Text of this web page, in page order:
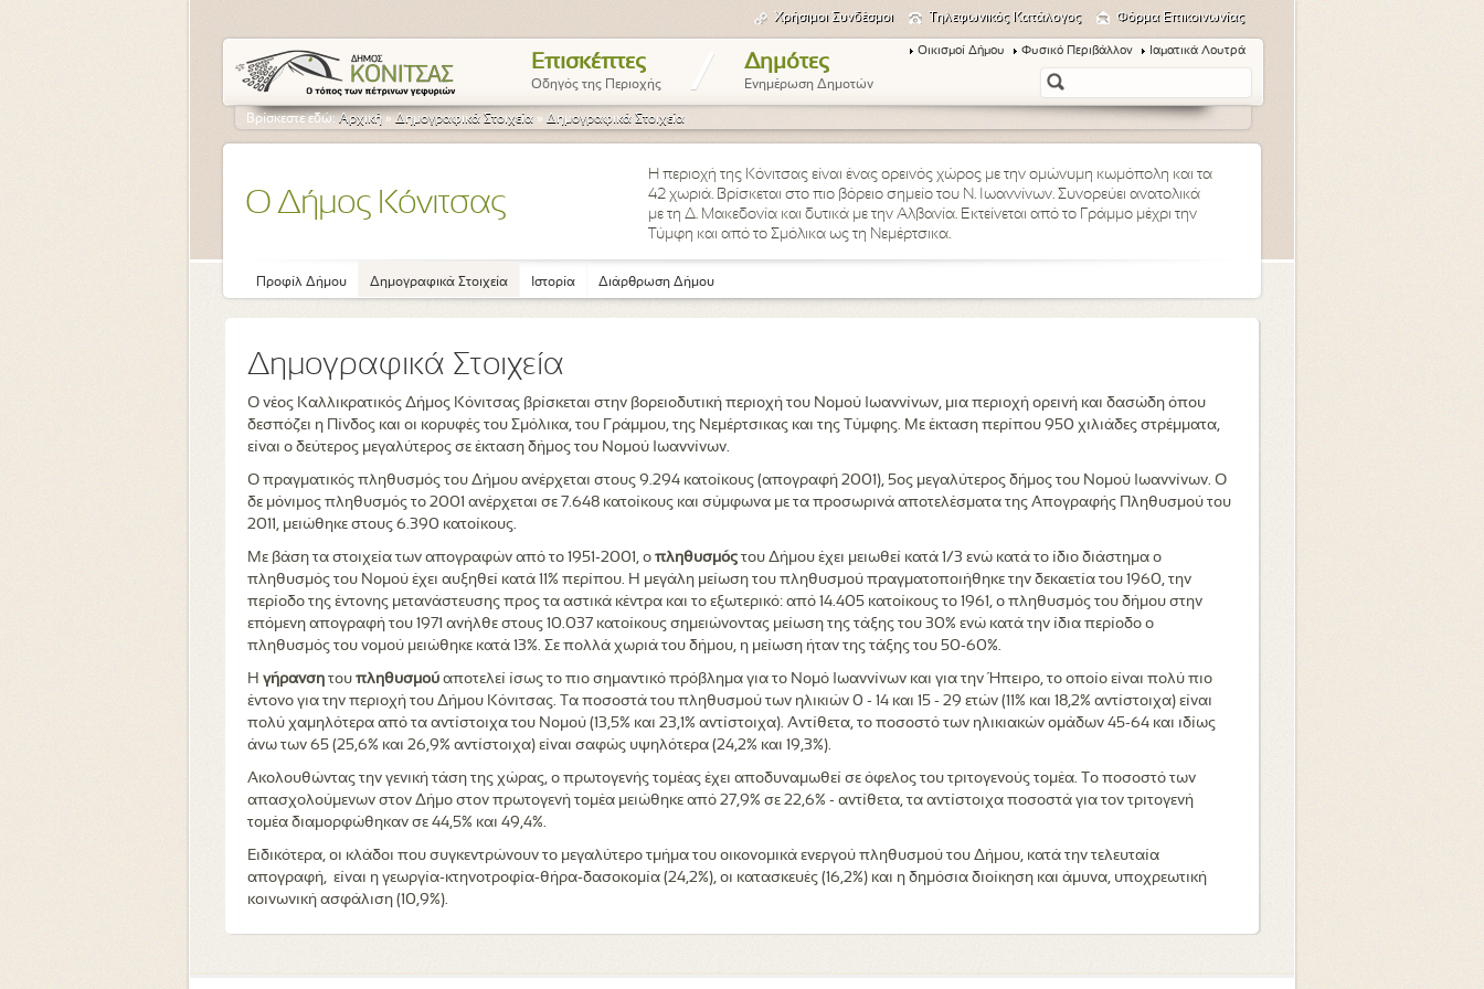
Χρήσιμοι Συνδέσμοι Τηλεφωνικός Κατάλογος Φόρμα Επικοινωνίας
Επισκέπτες
Οδηγός της Περιοχής / Δημότες
Ενημέρωση Δημοτών
Οικισμοί Δήμου Φυσικό Περιβάλλον Ιαματικά Λουτρά
Βρίσκεστε εδώ:Αρχική » Δημογραφικά Στοιχεία » Δημογραφικά Στοιχεία
Ο Δήμος Κόνιτσας
Η περιοχή της Κόνιτσας είναι ένας ορεινός χώρος με την ομώνυμη κωμόπολη και τα
42 χωριά. Βρίσκεται στο πιο βόρειο σημείο του Ν. Ιωαννίνων. Συνορεύει ανατολικά
με τη Δ. Μακεδονία και δυτικά με την Αλβανία. Εκτείνεται από το Γράμμο μέχρι την
Τύμφη και από το Σμόλικα ως τη Νεμέρτσικα.
Προφίλ Δήμου Δημογραφικά Στοιχεία Ιστορία Διάρθρωση Δήμου
Δημογραφικά Στοιχεία
Ο νέος Καλλικρατικός Δήμος Κόνιτσας βρίσκεται στην βορειοδυτική περιοχή του Νομού Ιωαννίνων, μια περιοχή ορεινή και δασώδη όπου
δεσπόζει η Πίνδος και οι κορυφές του Σμόλικα, του Γράμμου, της Νεμέρτσικας και της Τύμφης. Με έκταση περίπου 950 χιλιάδες στρέμματα,
είναι ο δεύτερος μεγαλύτερος σε έκταση δήμος του Νομού Ιωαννίνων.
Ο πραγματικός πληθυσμός του Δήμου ανέρχεται στους 9.294 κατοίκους (απογραφή 2001), 5ος μεγαλύτερος δήμος του Νομού Ιωαννίνων. Ο
δε μόνιμος πληθυσμός το 2001 ανέρχεται σε 7.648 κατοίκους και σύμφωνα με τα προσωρινά αποτελέσματα της Απογραφής Πληθυσμού του
2011, μειώθηκε στους 6.390 κατοίκους.
Με βάση τα στοιχεία των απογραφών από το 1951-2001, ο πληθυσμός του Δήμου έχει μειωθεί κατά 1/3 ενώ κατά το ίδιο διάστημα ο
πληθυσμός του Νομού έχει αυξηθεί κατά 11% περίπου. Η μεγάλη μείωση του πληθυσμού πραγματοποιήθηκε την δεκαετία του 1960, την
περίοδο της έντονης μετανάστευσης προς τα αστικά κέντρα και το εξωτερικό: από 14.405 κατοίκους το 1961, ο πληθυσμός του δήμου στην
επόμενη απογραφή του 1971 ανήλθε στους 10.037 κατοίκους σημειώνοντας μείωση της τάξης του 30% ενώ κατά την ίδια περίοδο ο
πληθυσμός του νομού μειώθηκε κατά 13%. Σε πολλά χωριά του δήμου, η μείωση ήταν της τάξης του 50-60%.
Η γήρανση του πληθυσμού αποτελεί ίσως το πιο σημαντικό πρόβλημα για το Νομό Ιωαννίνων και για την Ήπειρο, το οποίο είναι πολύ πιο
έντονο για την περιοχή του Δήμου Κόνιτσας. Τα ποσοστά του πληθυσμού των ηλικιών 0 - 14 και 15 - 29 ετών (11% και 18,2% αντίστοιχα) είναι
πολύ χαμηλότερα από τα αντίστοιχα του Νομού (13,5% και 23,1% αντίστοιχα). Αντίθετα, το ποσοστό των ηλικιακών ομάδων 45-64 και ιδίως
άνω των 65 (25,6% και 26,9% αντίστοιχα) είναι σαφώς υψηλότερα (24,2% και 19,3%).
Ακολουθώντας την γενική τάση της χώρας, ο πρωτογενής τομέας έχει αποδυναμωθεί σε όφελος του τριτογενούς τομέα. Το ποσοστό των
απασχολούμενων στον Δήμο στον πρωτογενή τομέα μειώθηκε από 27,9% σε 22,6% - αντίθετα, τα αντίστοιχα ποσοστά για τον τριτογενή
τομέα διαμορφώθηκαν σε 44,5% και 49,4%.
Ειδικότερα, οι κλάδοι που συγκεντρώνουν το μεγαλύτερο τμήμα του οικονομικά ενεργού πληθυσμού του Δήμου, κατά την τελευταία
απογραφή, είναι η γεωργία-κτηνοτροφία-θήρα-δασοκομία (24,2%), οι κατασκευές (16,2%) και η δημόσια διοίκηση και άμυνα, υποχρεωτική
κοινωνική ασφάλιση (10,9%).